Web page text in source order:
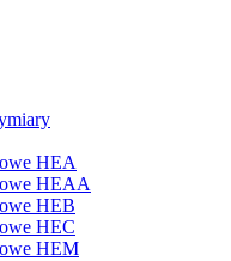
HEA
HEAA
HEB
HEC
HEM